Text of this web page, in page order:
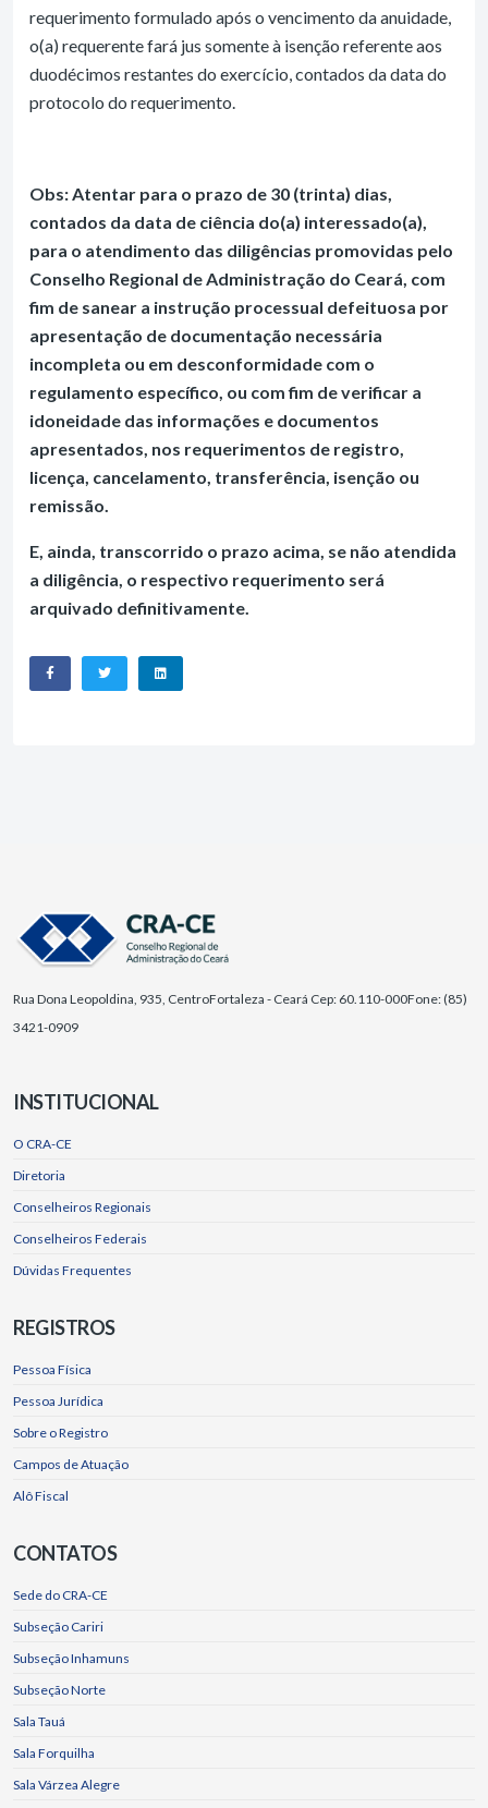
requerimento formulado após o vencimento da anuidade,
o(a) requerente fará jus somente à isenção referente aos
duodécimos restantes do exercício, contados da data do
protocolo do requerimento.
Obs: Atentar para o prazo de 30 (trinta) dias,
contados da data de ciência do(a) interessado(a),
para o atendimento das diligências promovidas pelo
Conselho Regional de Administração do Ceará, com
fim de sanear a instrução processual defeituosa por
apresentação de documentação necessária
incompleta ou em desconformidade com o
regulamento específico, ou com fim de verificar a
idoneidade das informações e documentos
apresentados, nos requerimentos de registro,
licença, cancelamento, transferência, isenção ou
remissão.
E, ainda, transcorrido o prazo acima, se não atendida
a diligência, o respectivo requerimento será
arquivado definitivamente.
Rua Dona Leopoldina, 935, CentroFortaleza - Ceará Cep: 60.110-000Fone: (85)
3421-0909
INSTITUCIONAL
O CRA-CE
Diretoria
Conselheiros Regionais
Conselheiros Federais
Dúvidas Frequentes
REGISTROS
Pessoa Física
Pessoa Jurídica
Sobre o Registro
Campos de Atuação
Alô Fiscal
CONTATOS
Sede do CRA-CE
Subseção Cariri
Subseção Inhamuns
Subseção Norte
Sala Tauá
Sala Forquilha
Sala Várzea Alegre